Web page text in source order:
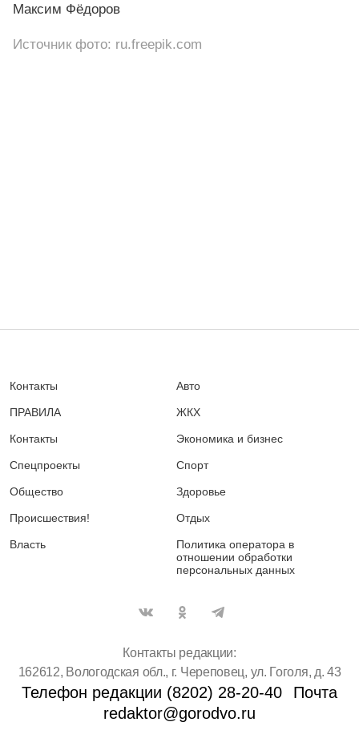
Максим Фёдоров
Источник фото: ru.freepik.com
Контакты
ПРАВИЛА
Контакты
Спецпроекты
Общество
Происшествия!
Власть
Авто
ЖКХ
Экономика и бизнес
Спорт
Здоровье
Отдых
Политика оператора в
отношении обработки
персональных данных
Контакты редакции:
162612, Вологодская обл., г. Череповец, ул. Гоголя, д. 43
Телефон редакции (8202) 28-20-40
Почта
redaktor@gorodvo.ru